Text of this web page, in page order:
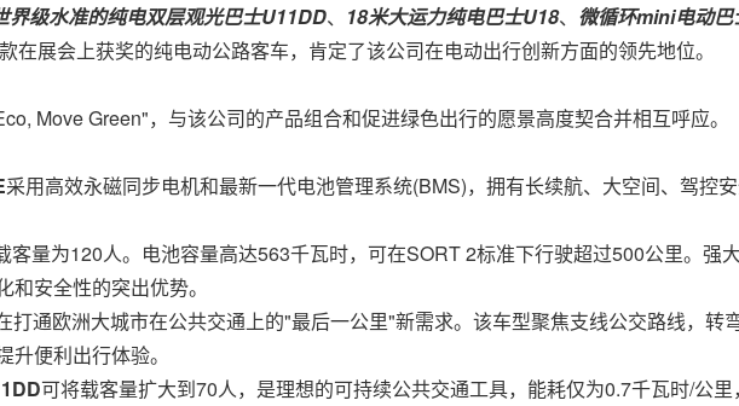
界级水准的纯电双层观光巴士U11DD、 18米大运力纯电巴士U18、 微循环mini电动巴
在展会上获奖的纯电动公路客车，肯定了该公司在电动出行创新方面的领先地位。
Move Green"，与该公司的产品组合和促进绿色出行的愿景高度契合并相互呼应。
采用高效永磁同步电机和最新一代电池管理系统(BMS)，拥有长续航、大空间、驾控
客量为120人。电池容量高达563千瓦时，可在SORT 2标准下行驶超过500公里。强
安全性的突出优势。
打通欧洲大城市在公共交通上的"最后一公里"新需求。该车型聚焦支线公交路线，转
便利出行体验。
可将载客量扩大到70人，是理想的可持续公共交通工具，能耗仅为0.7千瓦时/公里